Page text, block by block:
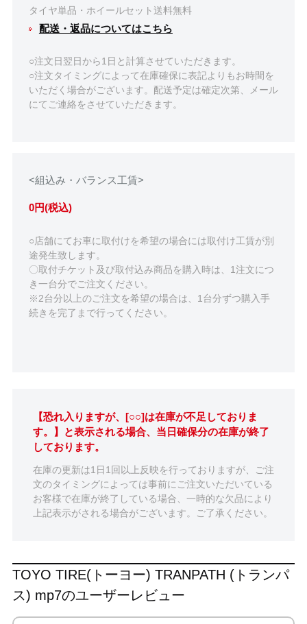
タイヤ単品・ホイールセット送料無料
配送・返品についてはこちら
○注文日翌日から1日と計算させていただきます。
○注文タイミングによって在庫確保に表記よりもお時間を
いただく場合がございます。配送予定は確定次第、メール
にてご連絡をさせていただきます。
<組込み・バランス工賃>
0円(税込)
○店舗にてお車に取付けを希望の場合には取付け工賃が別
途発生致します。
〇取付チケット及び取付込み商品を購入時は、1注文につ
き一台分でご注文ください。
※2台分以上のご注文を希望の場合は、1台分ずつ購入手
続きを完了まで行ってください。
【恐れ入りますが、[○○]は在庫が不足しておりま
す。】と表示される場合、当日確保分の在庫が終了
しております。
在庫の更新は1日1回以上反映を行っておりますが、ご注
文のタイミングによっては事前にご注文いただいている
お客様で在庫が終了している場合、一時的な欠品により
上記表示がされる場合がございます。ご了承ください。
TOYO TIRE(トーヨー) TRANPATH (トランパ
ス) mp7のユーザーレビュー